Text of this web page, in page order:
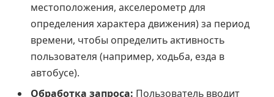
местоположения, акселерометр для
определения характера движения) за период
времени, чтобы определить активность
пользователя (например, ходьба, езда в
автобусе).
Обработка запроса: Пользователь вводит